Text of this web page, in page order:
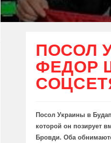
ПОСОЛ
ФЕДОР
Посол Украины в
которой он позирует
Бровди. Оба